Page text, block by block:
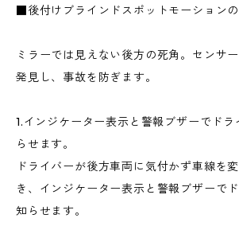
■後付けブラインドスポットモーション
ミラーでは見えない後方の死角。センサ
発見し、事故を防ぎます。
1.インジケーター表示と警報ブザーでド
らせます。
ドライバーが後方車両に気付かず車線を
き、インジケーター表示と警報ブザーで
知らせます。